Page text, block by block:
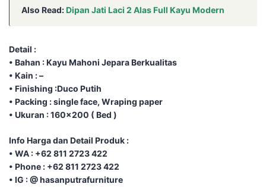
Also Read:Dipan Jati Laci 2 Alas Full Kayu Modern
Detail :
• Bahan : Kayu Mahoni Jepara Berkualitas
• Kain : –
• Finishing :Duco Putih
• Packing : single face, Wraping paper
• Ukuran : 160×200 ( Bed )
Info Harga dan Detail Produk :
• WA : +62 811 2723 422
• Phone : +62 811 2723 422
• IG : @ hasanputrafurniture